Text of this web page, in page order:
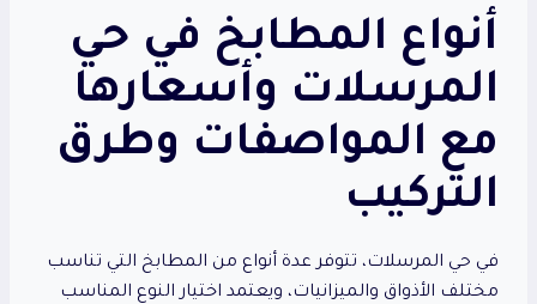
أنواع المطابخ في حي
المرسلات وأسعارها
مع المواصفات وطرق
التركيب
في حي المرسلات، تتوفر عدة أنواع من المطابخ التي تناسب
مختلف الأذواق والميزانيات، ويعتمد اختيار النوع المناسب